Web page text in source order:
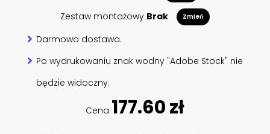
Zestaw montażowy Brak Zmień
Darmowa dostawa.
Po wydrukowaniu znak wodny "Adobe Stock" nie
będzie widoczny.
Cena 177.60 zł